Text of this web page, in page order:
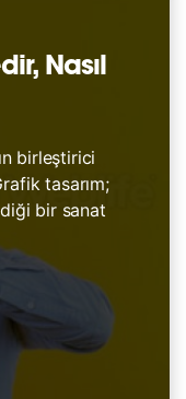
Nasıl
birleştirici
tasarım;
bir sanat